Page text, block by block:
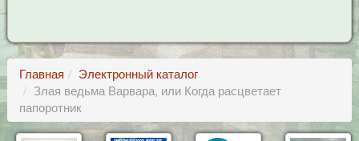
Главная
Электронный каталог
Злая ведьма Варвара, или Когда расцветает
папоротник